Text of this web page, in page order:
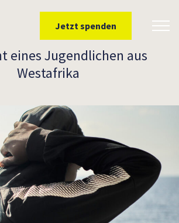
Jetzt spenden
eines Jugendlichen aus
Westafrika